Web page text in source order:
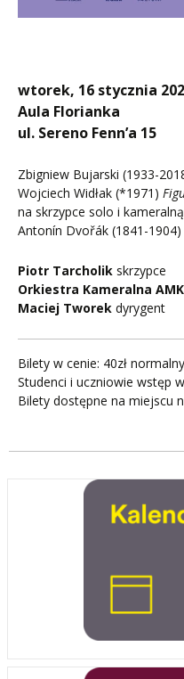
wtorek, 16 stycznia
Aula Florianka
ul. Sereno Fenn’a 15
Zbigniew Bujarski (1933-
Wojciech Widłak (*1971)
na skrzypce solo i
Antonín Dvořák (1841-
Piotr Tarcholik skrzypce
Orkiestra Kameralna
Maciej Tworek dyrygent
Bilety w cenie: 40zł
Studenci i uczniowie wstęp
Bilety dostępne na miejscu